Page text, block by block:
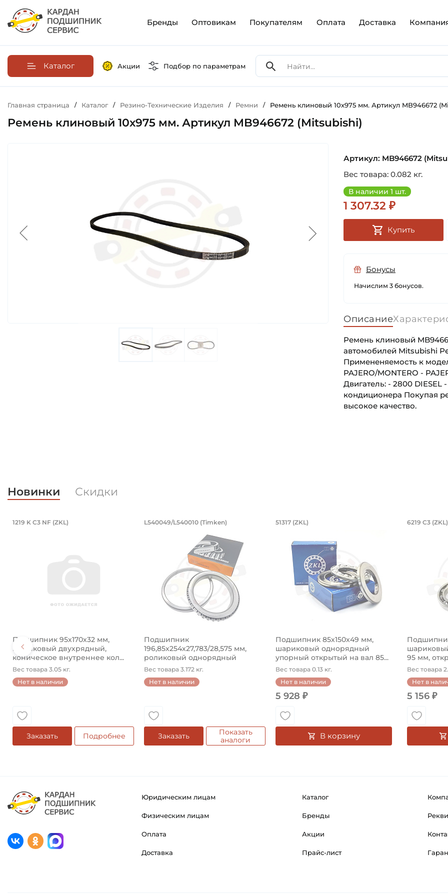
Бренды Оптовикам Покупателям Оплата Доставка
Каталог Акции Подбор по параметрам
Главная страница / Каталог / Резино-Технические Изделия / Ремни / Ремень клиновый 10х975 мм. Артикул MB946672
Ремень клиновый 10х975 мм. Артикул MB946672 (Mitsubishi)
Артикул: MB946672
Вес товара: 0.082 кг.
В наличии 1 шт.
1 307.32 ₽
Купить
Бонусы
Начислим 3 бонусов.
Описание
Ремень клиновый
автомобилей Mitsubishi
Примененяемость к
PAJERO/MONTERO -
Двигатель: - 2800 DIESEL
кондиционера Покупая
высокое качество.
Новинки Скидки
(BBC-R)
(Kramp)Артикул 94871 (Kramp)
8x50 мм, оцинкованный. Артикул 94850 (Kramp)
Подшипник 95х170х32 мм, шариковый двухрядный, коническое
1219 K C3 NF (ZKL)
Подшипник 95х170х32 мм,
шариковый двухрядный,
коническое внутреннее кол...
Вес товара 3.05 кг.
Нет в наличии
Заказать Подробнее
Подшипник 196,85х254х27,783/28,575 мм,
L540049/L540010 (Timken)
Подшипник
196,85х254х27,783/28,575 мм,
роликовый однорядный
конический ...
Вес товара 3.172 кг.
Нет в наличии
Заказать
Показать
аналоги
Подшипник 85х150х49 мм,
51317 (ZKL)
Подшипник 85х150х49 мм,
шариковый однорядный
упорный открытый на вал 85...
Вес товара 0.13 кг.
Нет в наличии
5 928 ₽
В корзину
6219 C3 (ZKL)
95 мм,
Вес товара
Нет в
5 156 ₽
Юридическим лицам
Физическим лицам
Оплата
Доставка
Каталог
Бренды
Акции
Прайс-лист